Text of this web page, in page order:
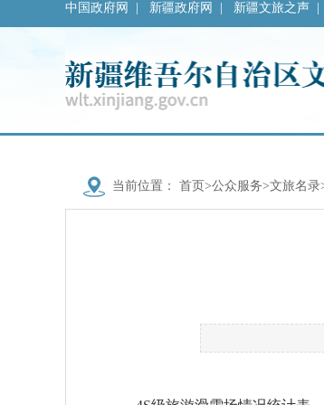
中国政府网 新疆政府网 新疆文旅之声
当前位置： 首页 >公众服务>文旅名录